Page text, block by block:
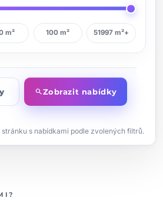
m² 100 m² 51997 m²+
searchZobrazit nabídky
s nabídkami podle zvolených filtrů.